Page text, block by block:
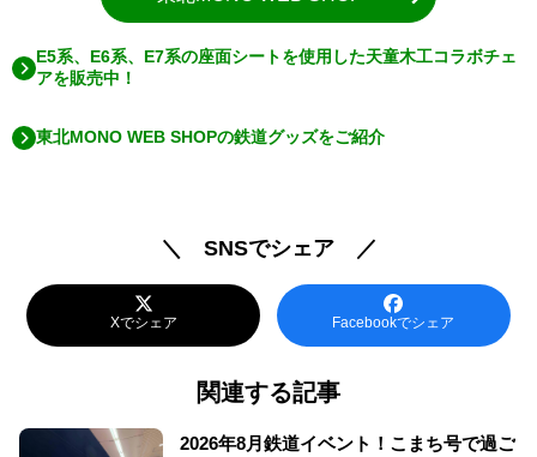
E5系、E6系、E7系の座面シートを使用した天童木工コラボチェ
アを販売中！
東北MONO WEB SHOPの鉄道グッズをご紹介
＼ SNSでシェア ／
Xでシェア Facebookでシェア
関連する記事
2026年8月鉄道イベント！こまち号で過ご